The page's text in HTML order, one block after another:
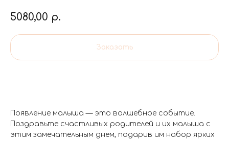
5080,00 р.
Заказать
Появление малыша — это волшебное событие.
Поздравьте счастливых родителей и их малыша с
этим замечательным днем, подарив им набор ярких